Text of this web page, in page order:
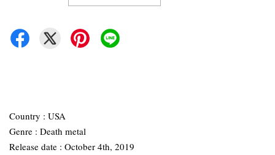
Country : USA
Genre : Death metal
Release date : October 4th, 2019